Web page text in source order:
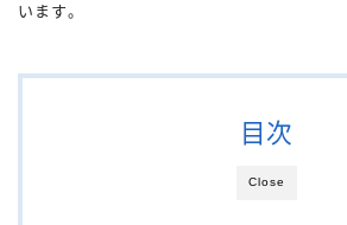
います。
Close
目次